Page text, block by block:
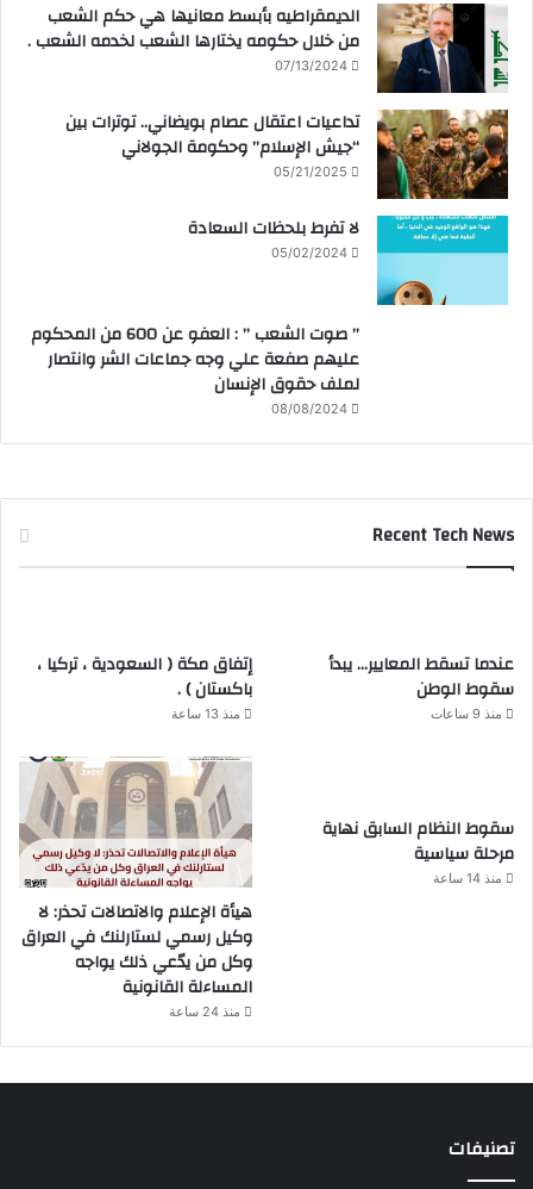
الديمقراطيه بأبسط معانيها هي حكم الشعب
من خلال حكومه يختارها الشعب لخدمه الشعب .
07/13/2024
تداعيات اعتقال عصام بويضاني.. توترات بين
“جيش الإسلام” وحكومة الجولاني
05/21/2025
لا تفرط بلحظات السعادة
05/02/2024
” صوت الشعب ” : العفو عن 600 من المحكوم
عليهم صفعة علي وجه جماعات الشر وانتصار
لملف حقوق الإنسان
08/08/2024
Recent Tech News
عندما تسقط المعايير… يبدأ
سقوط الوطن
منذ 9 ساعات
إتفاق مكة ( السعودية ، تركيا ،
باكستان ) .
منذ 13 ساعة
سقوط النظام السابق نهاية
مرحلة سياسية
منذ 14 ساعة
هيأة الإعلام والاتصالات تحذر: لا
وكيل رسمي لستارلنك في العراق
وكل من يدّعي ذلك يواجه
المساءلة القانونية
منذ 24 ساعة
تصنيفات